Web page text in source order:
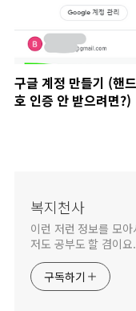
구글 계정 만들기 (핸
호 인증 안 받으려면?)
복지천사
이런 저런 정보를 모
저도 공부도 할 겸이요.
구독하기